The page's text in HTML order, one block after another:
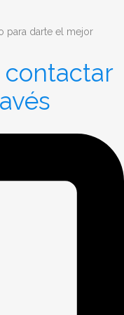
para darte el mejor
contactar